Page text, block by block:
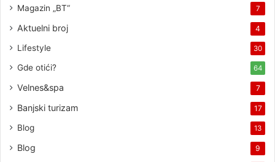
Magazin „BT“ 7
Aktuelni broj 4
Lifestyle 30
Gde otići? 64
Velnes&spa 7
Banjski turizam 17
Blog 13
Blog 9